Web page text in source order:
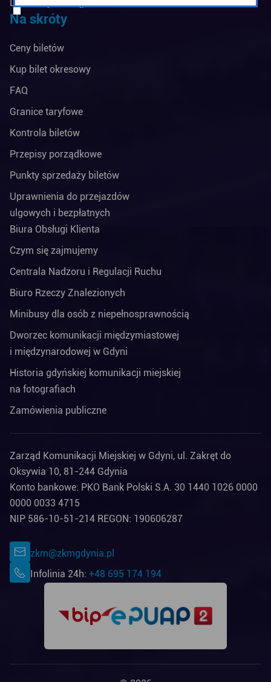
Deklaracja dostępności
Na skróty
Ceny biletów
Kup bilet okresowy
FAQ
Granice taryfowe
Kontrola biletów
Przepisy porządkowe
Punkty sprzedaży biletów
Uprawnienia do przejazdów
ulgowych i bezpłatnych
Biura Obsługi Klienta
Czym się zajmujemy
Centrala Nadzoru i Regulacji Ruchu
Biuro Rzeczy Znalezionych
Minibusy dla osób z niepełnosprawnością
Dworzec komunikacji międzymiastowej
i międzynarodowej w Gdyni
Historia gdyńskiej komunikacji miejskiej
na fotografiach
Zamówienia publiczne
Zarząd Komunikacji Miejskiej w Gdyni, ul. Zakręt do
Oksywia 10, 81-244 Gdynia
Konto bankowe: PKO Bank Polski S.A. 30 1440 1026 0000
0000 0033 4715
NIP 586-10-51-214 REGON: 190606287
zkm@zkmgdynia.pl
Infolinia 24h: +48 695 174 194